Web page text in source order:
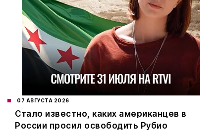
07 АВГУСТА 2026
Стало известно, каких американцев в
России просил освободить Рубио